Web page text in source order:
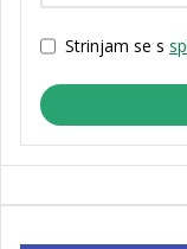
Strinjam se s